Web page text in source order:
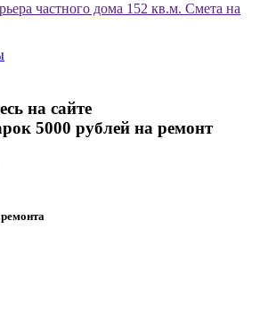
Смета на
на сайте
5000 рублей на ремонт